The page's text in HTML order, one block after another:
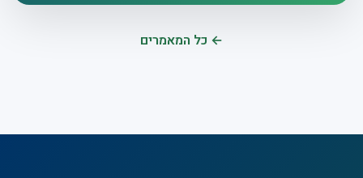
← כל המאמרים